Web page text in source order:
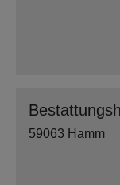
59063 Hamm